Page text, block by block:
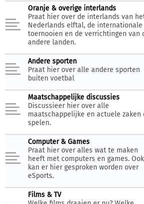
Oranje & overige interlands
Praat hier over de interlands van
Nederlands elftal, de internationale
toernooien en de verrichtingen van
andere landen.
Andere sporten
Praat hier over alle andere sporten
buiten voetbal
Maatschappelijke discussies
Discussieer hier over alle
maatschappelijke en actuele zaken
spelen.
Computer & Games
Praat hier over alles wat te maken
heeft met computers en games. Ook
kan er hier gesproken worden over
eSports.
Films & TV